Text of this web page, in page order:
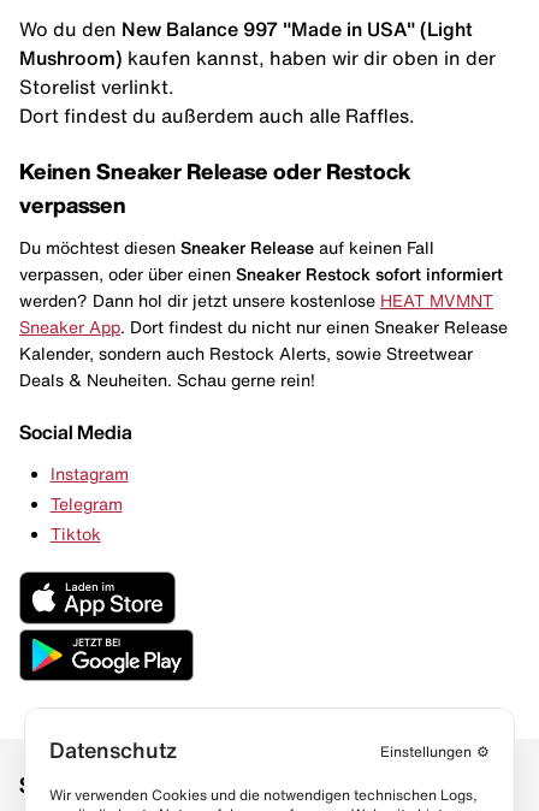
Wo du den New Balance 997 "Made in USA" (Light
Mushroom) kaufen kannst, haben wir dir oben in der
Storelist verlinkt.
Dort findest du außerdem auch alle Raffles.
Keinen Sneaker Release oder Restock
verpassen
Du möchtest diesen Sneaker Release auf keinen Fall
verpassen, oder über einen Sneaker Restock sofort informiert
werden? Dann hol dir jetzt unsere kostenlose HEAT MVMNT
Sneaker App . Dort findest du nicht nur einen Sneaker Release
Kalender, sondern auch Restock Alerts, sowie Streetwear
Deals & Neuheiten. Schau gerne rein!
Social Media
Instagram
Telegram
Tiktok
Social Media Links
Datenschutz Einstellungen ⚙️
Wir verwenden Cookies und die notwendigen technischen Logs,